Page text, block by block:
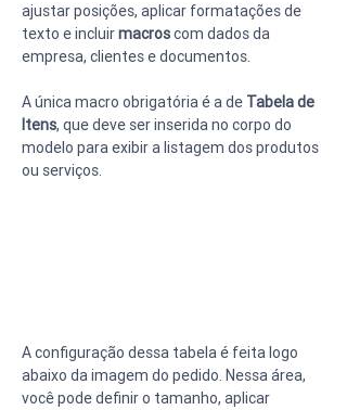
ajustar posições, aplicar formatações de
texto e incluir macros com dados da
empresa, clientes e documentos.
A única macro obrigatória é a de Tabela de
Itens, que deve ser inserida no corpo do
modelo para exibir a listagem dos produtos
ou serviços.
A configuração dessa tabela é feita logo
abaixo da imagem do pedido. Nessa área,
você pode definir o tamanho, aplicar